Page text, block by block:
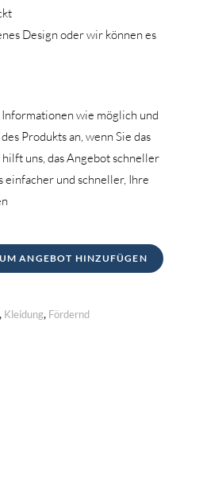
Design oder wir können es
wie möglich und
Produkts an, wenn Sie das
uns, das Angebot schneller
einfacher und schneller, Ihre
ANGEBOT HINZUFÜGEN
, Kleidung, Fördernd